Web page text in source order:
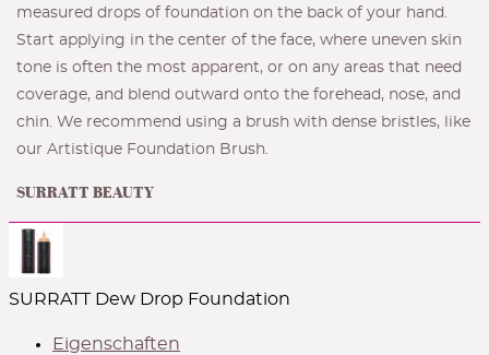
measured drops of foundation on the back of your hand.
Start applying in the center of the face, where uneven skin
tone is often the most apparent, or on any areas that need
coverage, and blend outward onto the forehead, nose, and
chin. We recommend using a brush with dense bristles, like
our Artistique Foundation Brush.
SURRATT BEAUTY
SURRATT Dew Drop Foundation
Eigenschaften